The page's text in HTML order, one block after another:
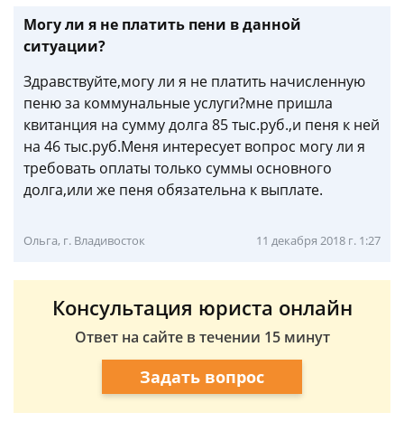
Могу ли я не платить пени в данной
ситуации?
Здравствуйте,могу ли я не платить начисленную
пеню за коммунальные услуги?мне пришла
квитанция на сумму долга 85 тыс.руб.,и пеня к ней
на 46 тыс.руб.Меня интересует вопрос могу ли я
требовать оплаты только суммы основного
долга,или же пеня обязательна к выплате.
Ольга, г. Владивосток 11 декабря 2018 г. 1:27
Консультация юриста онлайн
Ответ на сайте в течении 15 минут
Задать вопрос